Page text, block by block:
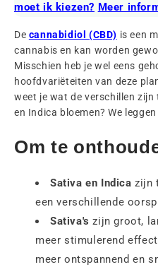
moet ik kiezen? Meer
De cannabidiol (CBD) is een
cannabis en kan worden
Misschien heb je wel eens
hoofdvariëteiten van deze
weet je wat de verschillen
en Indica bloemen? We
Om te
Sativa en Indica zijn
een verschillende
Sativa's zijn groot,
meer stimulerend
meer ontspannend en